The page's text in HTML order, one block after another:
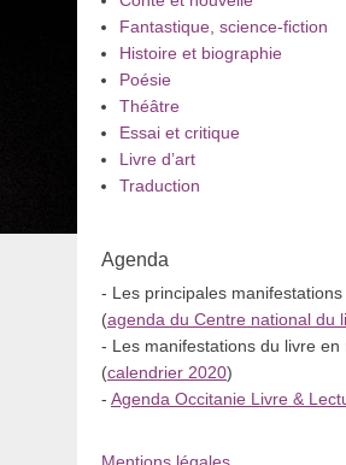
Fantastique, science-fiction
Histoire et biographie
Poésie
Théâtre
Essai et critique
Livre d’art
Traduction
Agenda
- Les principales
(agenda du Centre national du
- Les manifestations du livre en
(calendrier 2020)
- Agenda Occitanie Livre &